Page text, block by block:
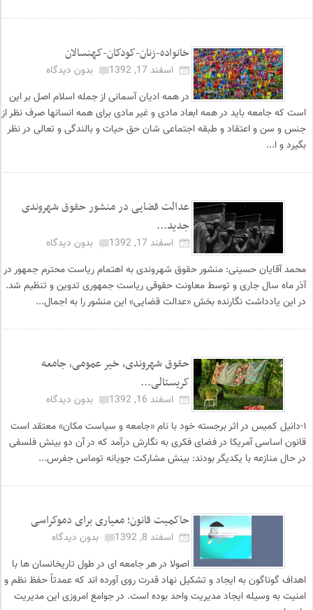
خانواده-زنان-کودکان-کهنسالان
اسفند 17, 1392
بدون دیدگاه
در همه ادیان آسمانی از جمله اسلام اصل بر این
است که جامعه باید در همه ابعاد مادی و غیر مادی برای همه انسانها صرف نظر از
جنس و سن و اعتقاد و طبقه اجتماعی شان حق حیات و بالندگی و تعالی در نظر
بگیرد و ا...
عدالت قضایی در منشور حقوق شهروندی
جدید...
اسفند 17, 1392
بدون دیدگاه
محمد آقایان حسینی: منشور حقوق شهروندی به اهتمام ریاست محترم جمهور در
آذر ماه سال جاری و توسط معاونت حقوقی ریاست جمهوری تدوین و تنظیم شد.
در این یادداشت نگارنده بخش «عدالت قضایی» این منشور را به اجمال...
حقوق شهروندی، خیر عمومی، جامعه
کریستالی...
اسفند 16, 1392
بدون دیدگاه
۱-دانیل کمیس در اثر برجسته خود با نام «جامعه و سیاست مکان» معتقد است
قانون اساسی آمریکا در فضای فکری به نگارش درآمد که در آن دو بینش فلسفی
در حال منازعه با یکدیگر بودند: بینش مشارکت جویانه توماس جفرس...
حاکمیت قانون؛ معیاری برای دموکراسی
اسفند 8, 1392
بدون دیدگاه
اصولا در هر جامعه ای در طول تاریخانسان ها با
اهداف گوناگون به ایجاد و تشکیل نهاد قدرت روی آورده اند که عمدتاً حفظ نظم و
امنیت به وسیله ایجاد مدیریت واحد بوده است. در جوامع امروزی این مدیریت